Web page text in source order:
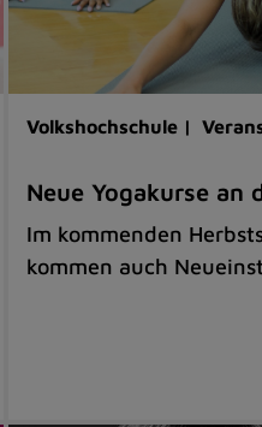
Volkshochschule |
Neue Yogakurse an
Im kommenden
kommen auch